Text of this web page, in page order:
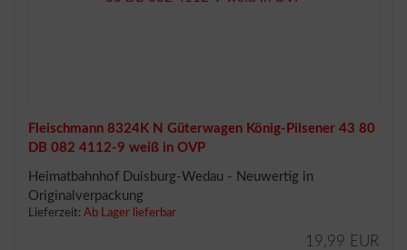
Fleischmann 8324K N Güterwagen König-Pilsener 43 80
DB 082 4112-9 weiß in OVP
Heimatbahnhof Duisburg-Wedau - Neuwertig in
Originalverpackung
Lieferzeit: Ab Lager lieferbar
19,99 EUR